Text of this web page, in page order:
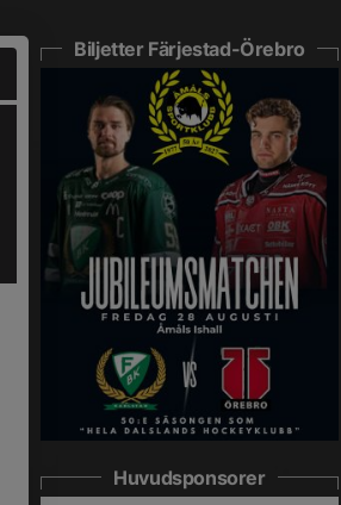
Biljetter Färjestad-Örebro
Huvudsponsorer